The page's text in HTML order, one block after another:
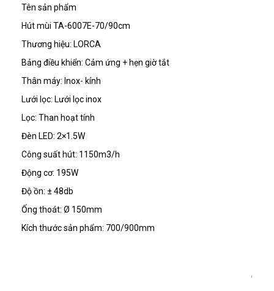
Tên sản phẩm
Hút mùi TA-6007E-70/90cm
Thương hiệu: LORCA
Bảng điều khiển: Cảm ứng + hẹn giờ tắt
Thân máy: Inox- kính
Lưới lọc: Lưới lọc inox
Lọc: Than hoạt tính
Đèn LED: 2×1.5W
Công suất hút: 1150m3/h
Động cơ: 195W
Độ ồn: ± 48db
Ống thoát: Ø 150mm
Kích thước sản phẩm: 700/900mm